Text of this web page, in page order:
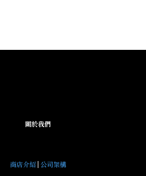
關於我們
商店介紹| 公司架構